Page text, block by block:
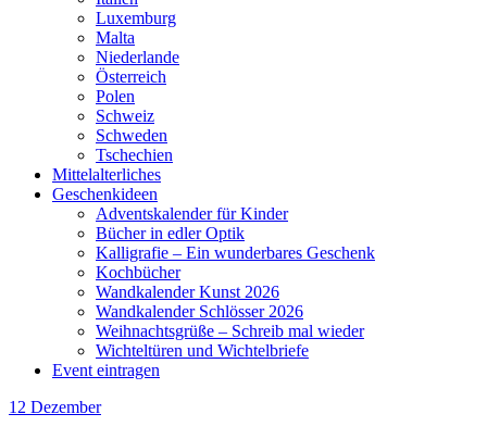
Luxemburg
Malta
Niederlande
Österreich
Polen
Schweiz
Schweden
Tschechien
Mittelalterliches
Geschenkideen
Adventskalender für Kinder
Bücher in edler Optik
Kalligrafie – Ein wunderbares Geschenk
Kochbücher
Wandkalender Kunst 2026
Wandkalender Schlösser 2026
Weihnachtsgrüße – Schreib mal wieder
Wichteltüren und Wichtelbriefe
Event eintragen
12 Dezember